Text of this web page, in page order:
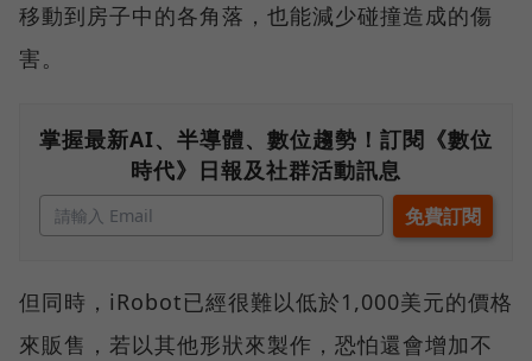
移動到房子中的各角落，也能減少碰撞造成的傷
害。
掌握最新AI、半導體、數位趨勢！訂閱《數位
時代》日報及社群活動訊息
但同時，iRobot已經很難以低於1,000美元的價格
來販售，若以其他形狀來製作，恐怕還會增加不